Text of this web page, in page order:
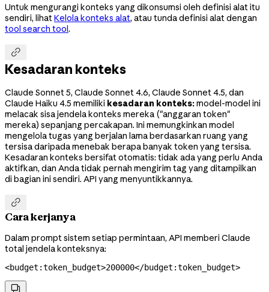
Untuk mengurangi konteks yang dikonsumsi oleh definisi alat itu
sendiri, lihat Kelola konteks alat, atau tunda definisi alat dengan
tool search tool.

Kesadaran konteks
Claude Sonnet 5, Claude Sonnet 4.6, Claude Sonnet 4.5, dan
Claude Haiku 4.5 memiliki kesadaran konteks:model-model ini
melacak sisa jendela konteks mereka ("anggaran token"
mereka) sepanjang percakapan. Ini memungkinkan model
mengelola tugas yang berjalan lama berdasarkan ruang yang
tersisa daripada menebak berapa banyak token yang tersisa.
Kesadaran konteks bersifat otomatis: tidak ada yang perlu Anda
aktifkan, dan Anda tidak pernah mengirim tag yang ditampilkan
di bagian ini sendiri. API yang menyuntikkannya.

Cara kerjanya
Dalam prompt sistem setiap permintaan, API memberi Claude
total jendela konteksnya:
<budget:token_budget>200000</budget:token_budget>
